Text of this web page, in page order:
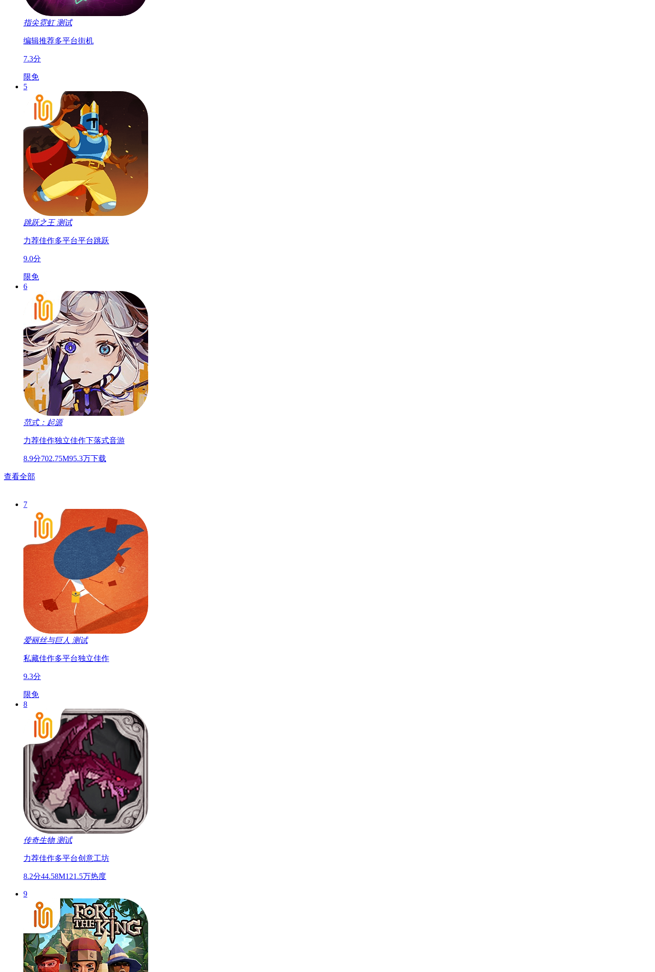
指尖霓虹 测试
编辑推荐多平台街机
7.3分
限免
5
跳跃之王 测试
力荐佳作多平台平台跳跃
9.0分
限免
6
范式：起源
力荐佳作独立佳作下落式音游
8.9分702.75M95.3万下载
查看全部
7
爱丽丝与巨人 测试
私藏佳作多平台独立佳作
9.3分
限免
8
传奇生物 测试
力荐佳作多平台创意工坊
8.2分44.58M121.5万热度
9